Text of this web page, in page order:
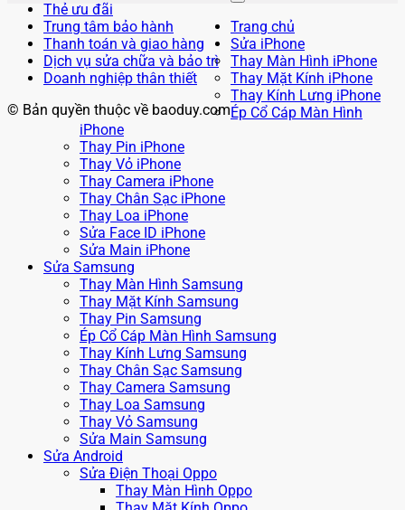
Thẻ ưu đãi
Trung tâm bảo hành
Thanh toán và giao hàng
Dịch vụ sửa chữa và bảo trì
Doanh nghiệp thân thiết
© Bản quyền thuộc về baoduy.com
Trang chủ
Sửa iPhone
Thay Màn Hình iPhone
Thay Mặt Kính iPhone
Thay Kính Lưng iPhone
Ép Cổ Cáp Màn Hình
iPhone
Thay Pin iPhone
Thay Vỏ iPhone
Thay Camera iPhone
Thay Chân Sạc iPhone
Thay Loa iPhone
Sửa Face ID iPhone
Sửa Main iPhone
Sửa Samsung
Thay Màn Hình Samsung
Thay Mặt Kính Samsung
Thay Pin Samsung
Ép Cổ Cáp Màn Hình Samsung
Thay Kính Lưng Samsung
Thay Chân Sạc Samsung
Thay Camera Samsung
Thay Loa Samsung
Thay Vỏ Samsung
Sửa Main Samsung
Sửa Android
Sửa Điện Thoại Oppo
Thay Màn Hình Oppo